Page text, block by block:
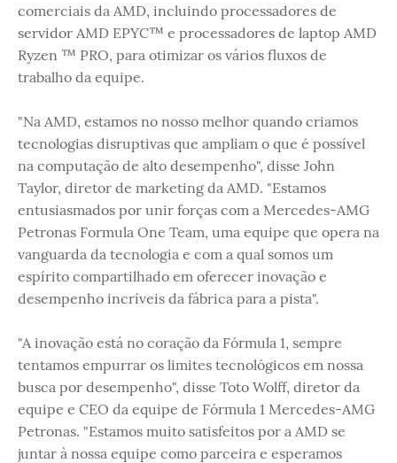
comerciais da AMD, incluindo processadores de
servidor AMD EPYC™ e processadores de laptop AMD
Ryzen ™ PRO, para otimizar os vários fluxos de
trabalho da equipe.
"Na AMD, estamos no nosso melhor quando criamos
tecnologias disruptivas que ampliam o que é possível
na computação de alto desempenho", disse John
Taylor, diretor de marketing da AMD. "Estamos
entusiasmados por unir forças com a Mercedes-AMG
Petronas Formula One Team, uma equipe que opera na
vanguarda da tecnologia e com a qual somos um
espírito compartilhado em oferecer inovação e
desempenho incríveis da fábrica para a pista".
"A inovação está no coração da Fórmula 1, sempre
tentamos empurrar os limites tecnológicos em nossa
busca por desempenho", disse Toto Wolff, diretor da
equipe e CEO da equipe de Fórmula 1 Mercedes-AMG
Petronas. "Estamos muito satisfeitos por a AMD se
juntar à nossa equipe como parceira e esperamos